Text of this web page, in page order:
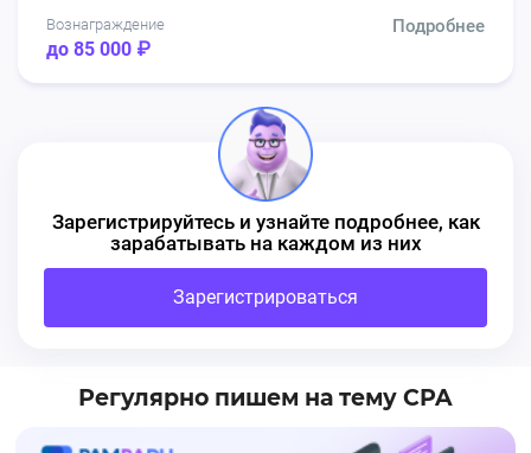
Вознаграждение
до 85 000 ₽
Подробнее
Зарегистрируйтесь и узнайте подробнее, как
зарабатывать на каждом из них
Зарегистрироваться
Регулярно пишем на тему CPA